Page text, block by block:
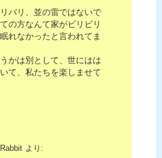
バリ、並の雷ではないで
の方なんて家がビリビリ
れなかったと言われてま
かは別として、世にはは
て、私たちを楽しませて
より: